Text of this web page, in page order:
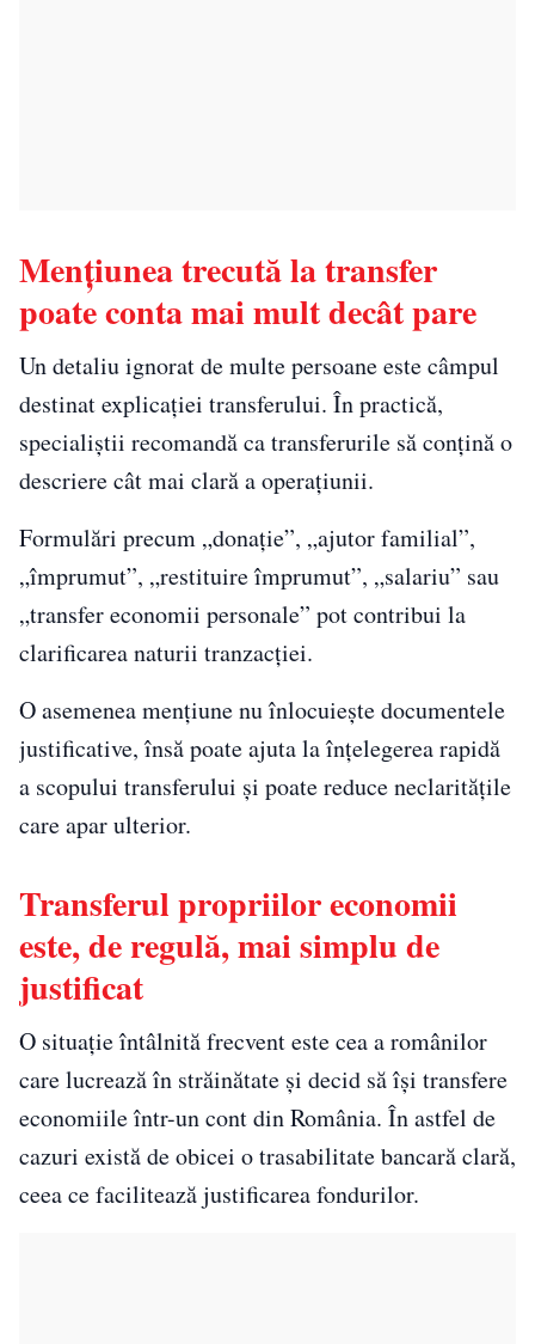
Mențiunea trecută la transfer
poate conta mai mult decât pare
Un detaliu ignorat de multe persoane este câmpul
destinat explicației transferului. În practică,
specialiștii recomandă ca transferurile să conțină o
descriere cât mai clară a operațiunii.
Formulări precum „donație”, „ajutor familial”,
„împrumut”, „restituire împrumut”, „salariu” sau
„transfer economii personale” pot contribui la
clarificarea naturii tranzacției.
O asemenea mențiune nu înlocuiește documentele
justificative, însă poate ajuta la înțelegerea rapidă
a scopului transferului și poate reduce neclaritățile
care apar ulterior.
Transferul propriilor economii
este, de regulă, mai simplu de
justificat
O situație întâlnită frecvent este cea a românilor
care lucrează în străinătate și decid să își transfere
economiile într-un cont din România. În astfel de
cazuri există de obicei o trasabilitate bancară clară,
ceea ce facilitează justificarea fondurilor.